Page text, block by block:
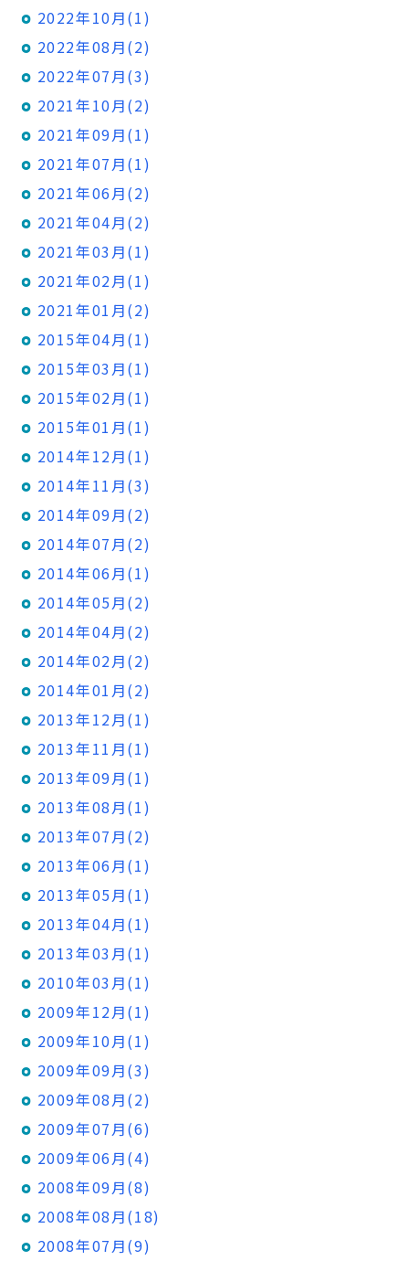
2022年10月(1)
2022年08月(2)
2022年07月(3)
2021年10月(2)
2021年09月(1)
2021年07月(1)
2021年06月(2)
2021年04月(2)
2021年03月(1)
2021年02月(1)
2021年01月(2)
2015年04月(1)
2015年03月(1)
2015年02月(1)
2015年01月(1)
2014年12月(1)
2014年11月(3)
2014年09月(2)
2014年07月(2)
2014年06月(1)
2014年05月(2)
2014年04月(2)
2014年02月(2)
2014年01月(2)
2013年12月(1)
2013年11月(1)
2013年09月(1)
2013年08月(1)
2013年07月(2)
2013年06月(1)
2013年05月(1)
2013年04月(1)
2013年03月(1)
2010年03月(1)
2009年12月(1)
2009年10月(1)
2009年09月(3)
2009年08月(2)
2009年07月(6)
2009年06月(4)
2008年09月(8)
2008年08月(18)
2008年07月(9)